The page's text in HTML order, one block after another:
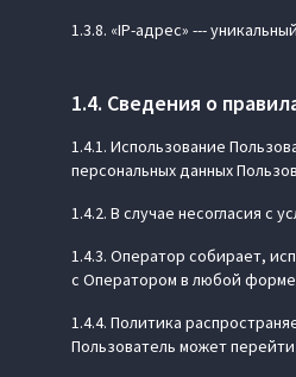
1.3.8. «IP-адрес» ---
1.4. Сведения о
1.4.1. Использование
персональных данных
1.4.2. В случае несогласия с
1.4.3. Оператор собирает,
с Оператором в любой форме
1.4.4. Политика
Пользователь может